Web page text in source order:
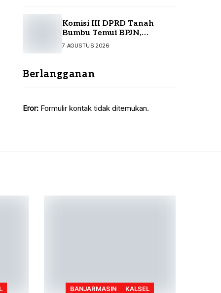
Komisi III DPRD Tanah
Bumbu Temui BPJN,
Perjuangkan Sejumlah
7 AGUSTUS 2026
Berlangganan
Eror: Formulir kontak tidak ditemukan.
BANJARMASIN KALSEL